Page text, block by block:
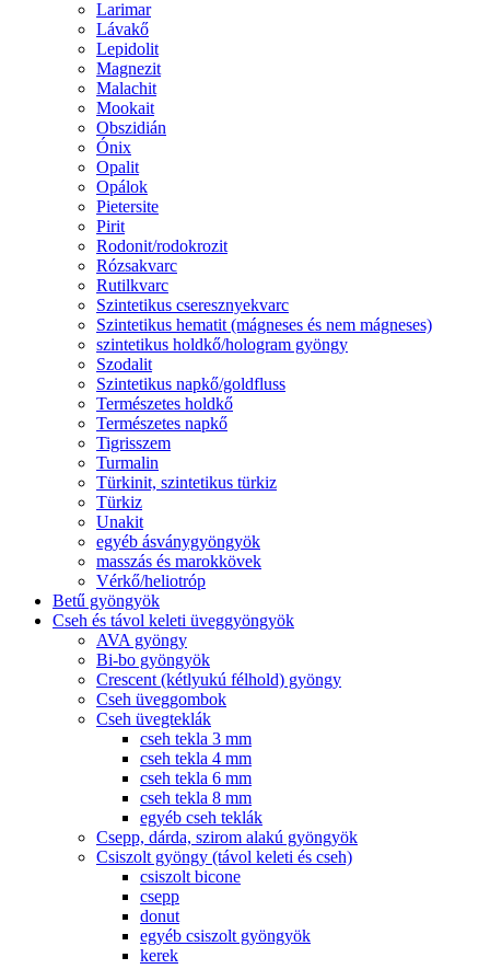
Larimar
Lávakő
Lepidolit
Magnezit
Malachit
Mookait
Obszidián
Ónix
Opalit
Opálok
Pietersite
Pirit
Rodonit/rodokrozit
Rózsakvarc
Rutilkvarc
Szintetikus cseresznyekvarc
Szintetikus hematit (mágneses és nem mágneses)
szintetikus holdkő/hologram gyöngy
Szodalit
Szintetikus napkő/goldfluss
Természetes holdkő
Természetes napkő
Tigrisszem
Turmalin
Türkinit, szintetikus türkiz
Türkiz
Unakit
egyéb ásványgyöngyök
masszás és marokkövek
Vérkő/heliotróp
Betű gyöngyök
Cseh és távol keleti üveggyöngyök
AVA gyöngy
Bi-bo gyöngyök
Crescent (kétlyukú félhold) gyöngy
Cseh üveggombok
Cseh üvegteklák
cseh tekla 3 mm
cseh tekla 4 mm
cseh tekla 6 mm
cseh tekla 8 mm
egyéb cseh teklák
Csepp, dárda, szirom alakú gyöngyök
Csiszolt gyöngy (távol keleti és cseh)
csiszolt bicone
csepp
donut
egyéb csiszolt gyöngyök
kerek